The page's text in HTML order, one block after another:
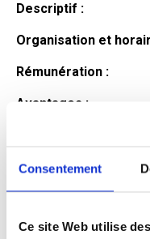
Consentement
Ce site Web utilise
Descriptif :
Organisation et
Rémunération :
Avantages :